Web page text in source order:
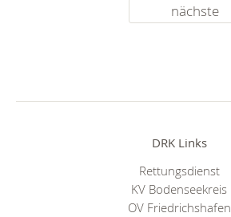
nächste
DRK Links
Rettungsdienst
KV Bodenseekreis
OV Friedrichshafen